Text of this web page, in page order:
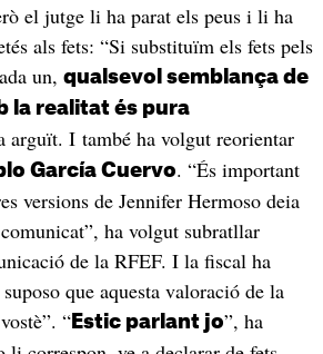
el jutge li ha parat els peus i li ha
als fets: “Si substituïm els fets pels
un, qualsevol semblança de
la realitat és pura
arguït. I també ha volgut reorientar
García Cuervo. “És important
versions de Jennifer Hermoso deia
ha volgut subratllar
de la RFEF. I la fiscal ha
que aquesta valoració de la
“Estic parlant jo”, ha